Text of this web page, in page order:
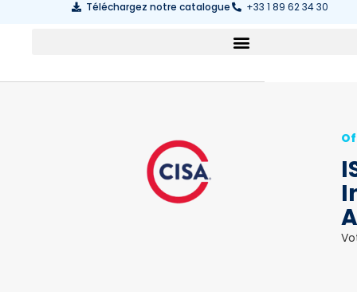
Téléchargez notre catalogue +33 1 89 62 34 30